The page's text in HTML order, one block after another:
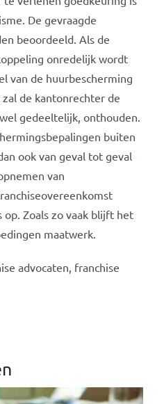
De gevraagde
beoordeeld. Als de
onredelijk wordt
van de huurbescherming
de kantonrechter de
gedeeltelijk, onthouden.
buiten
ook van geval tot geval
van
Zoals zo vaak blijft het
maatwerk.
advocaten, franchise